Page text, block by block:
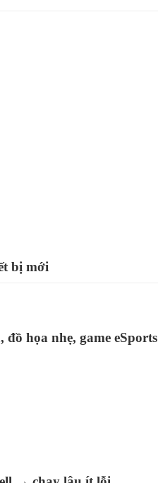
bị mới
họa nhẹ, game eSports